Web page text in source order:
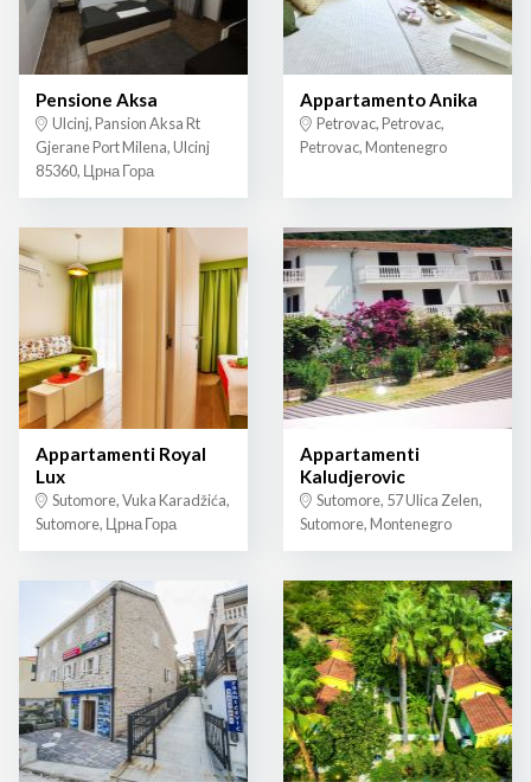
Pensione Aksa
Ulcinj, Pansion Aksa Rt
Gjerane Port Milena, Ulcinj
85360, Црна Гора
Appartamento Anika
Petrovac, Petrovac,
Petrovac, Montenegro
Appartamenti Royal
Lux
Sutomore, Vuka Karadžića,
Sutomore, Црна Гора
Appartamenti
Kaludjerovic
Sutomore, 57 Ulica Zelen,
Sutomore, Montenegro